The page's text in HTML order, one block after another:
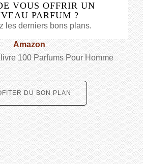
VOUS OFFRIR UN
PARFUM ?
les derniers bons plans.
Amazon
100 Parfums Pour Homme
DU BON PLAN